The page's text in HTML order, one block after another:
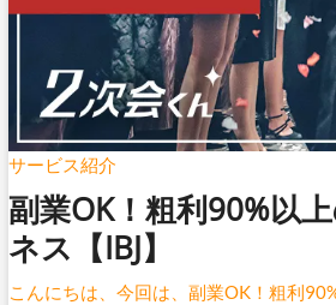
サービス紹介
副業OK！粗利90%以
ネス【IBJ】
こんにちは、今回は​​、副業OK！粗利